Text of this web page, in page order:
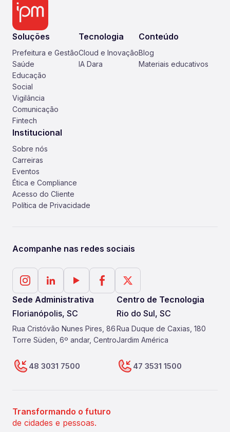
Soluções
Prefeitura e Gestão
Saúde
Educação
Social
Vigilância
Comunicação
Fintech
Tecnologia
Cloud e Inovação
IA Dara
Conteúdo
Blog
Materiais educativos
Institucional
Sobre nós
Carreiras
Eventos
Ética e Compliance
Acesso do Cliente
Política de Privacidade
Acompanhe nas redes sociais
Sede Administrativa
Florianópolis, SC
Rua Cristóvão Nunes Pires, 86
Torre Süden, 6º andar, Centro
48 3031 7500
Centro de Tecnologia
Rio do Sul, SC
Rua Duque de Caxias, 180
Jardim América
47 3531 1500
Transformando o futuro
de cidades e pessoas.